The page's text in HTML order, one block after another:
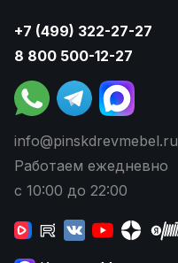
+7 (499) 322-27-27
8 800 500-12-27
info@pinskdrevmebel.ru
Работаем ежедневно
с 10:00 до 22:00